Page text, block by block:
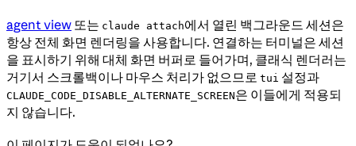
agent view 또는 claude attach에서 열린 백그라운드 세션은
항상 전체 화면 렌더링을 사용합니다. 연결하는 터미널은 세션
을 표시하기 위해 대체 화면 버퍼로 들어가며, 클래식 렌더러는
거기서 스크롤백이나 마우스 처리가 없으므로 tui 설정과
CLAUDE_CODE_DISABLE_ALTERNATE_SCREEN은 이들에게 적용되
지 않습니다.